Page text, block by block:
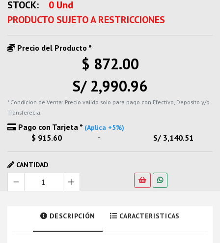
STOCK:
0 Und
PRODUCTO SUJETO A RESTRICCIONES
Precio del Producto *
$ 872.00
S/ 2,990.96
* Condicion de Venta: Precio valido solo para pago con Efectivo, Deposito y/o
Transferecia.
Pago con Tarjeta * (Aplica +5%)
$ 915.60 - S/ 3,140.51
CANTIDAD
DESCRIPCIÓN CARACTERISTICAS